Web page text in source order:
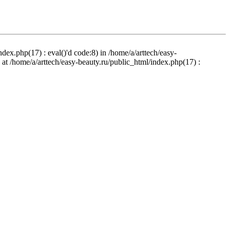
: eval()'d code:8) in /home/a/arttech/easy-
/home/a/arttech/easy-beauty.ru/public_html/index.php(17) :